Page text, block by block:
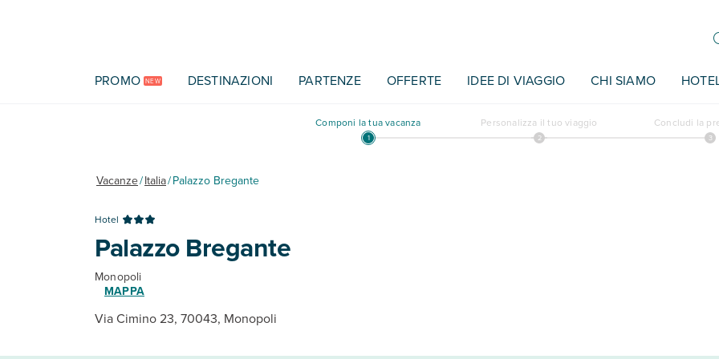
PROMO NEW DESTINAZIONI PARTENZE OFFERTE IDEE DI VIAGGIO CHI SIAMO
Componi la tua vacanza Personalizza il tuo viaggio Concludi la
Vacanze/Italia/Palazzo Bregante
Hotel
Palazzo Bregante
Monopoli
MAPPA
Via Cimino 23, 70043, Monopoli